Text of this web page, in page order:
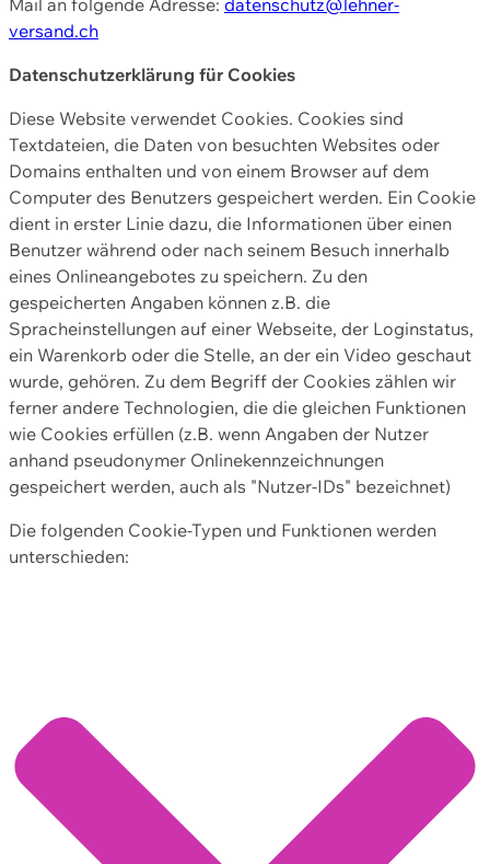
versand.ch
Datenschutzerklärung für Cookies
Diese Website verwendet Cookies. Cookies sind
Textdateien, die Daten von besuchten Websites oder
Domains enthalten und von einem Browser auf dem
Computer des Benutzers gespeichert werden. Ein Cookie
dient in erster Linie dazu, die Informationen über einen
Benutzer während oder nach seinem Besuch innerhalb
eines Onlineangebotes zu speichern. Zu den
gespeicherten Angaben können z.B. die
Spracheinstellungen auf einer Webseite, der Loginstatus,
ein Warenkorb oder die Stelle, an der ein Video geschaut
wurde, gehören. Zu dem Begriff der Cookies zählen wir
ferner andere Technologien, die die gleichen Funktionen
wie Cookies erfüllen (z.B. wenn Angaben der Nutzer
anhand pseudonymer Onlinekennzeichnungen
gespeichert werden, auch als "Nutzer-IDs" bezeichnet)
Die folgenden Cookie-Typen und Funktionen werden
unterschieden: